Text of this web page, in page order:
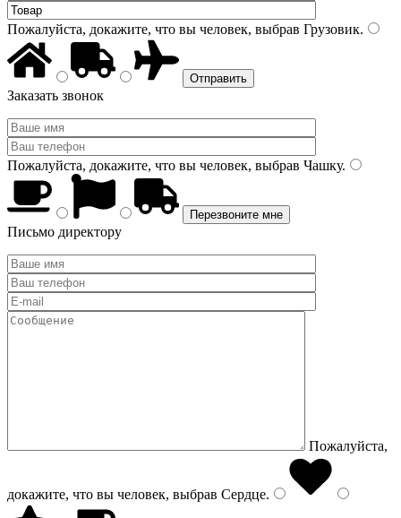
Пожалуйста, докажите, что вы человек, выбрав Грузовик.
Заказать звонок
Пожалуйста, докажите, что вы человек, выбрав Чашку.
Письмо директору
Пожалуйста,
докажите, что вы человек, выбрав Сердце.